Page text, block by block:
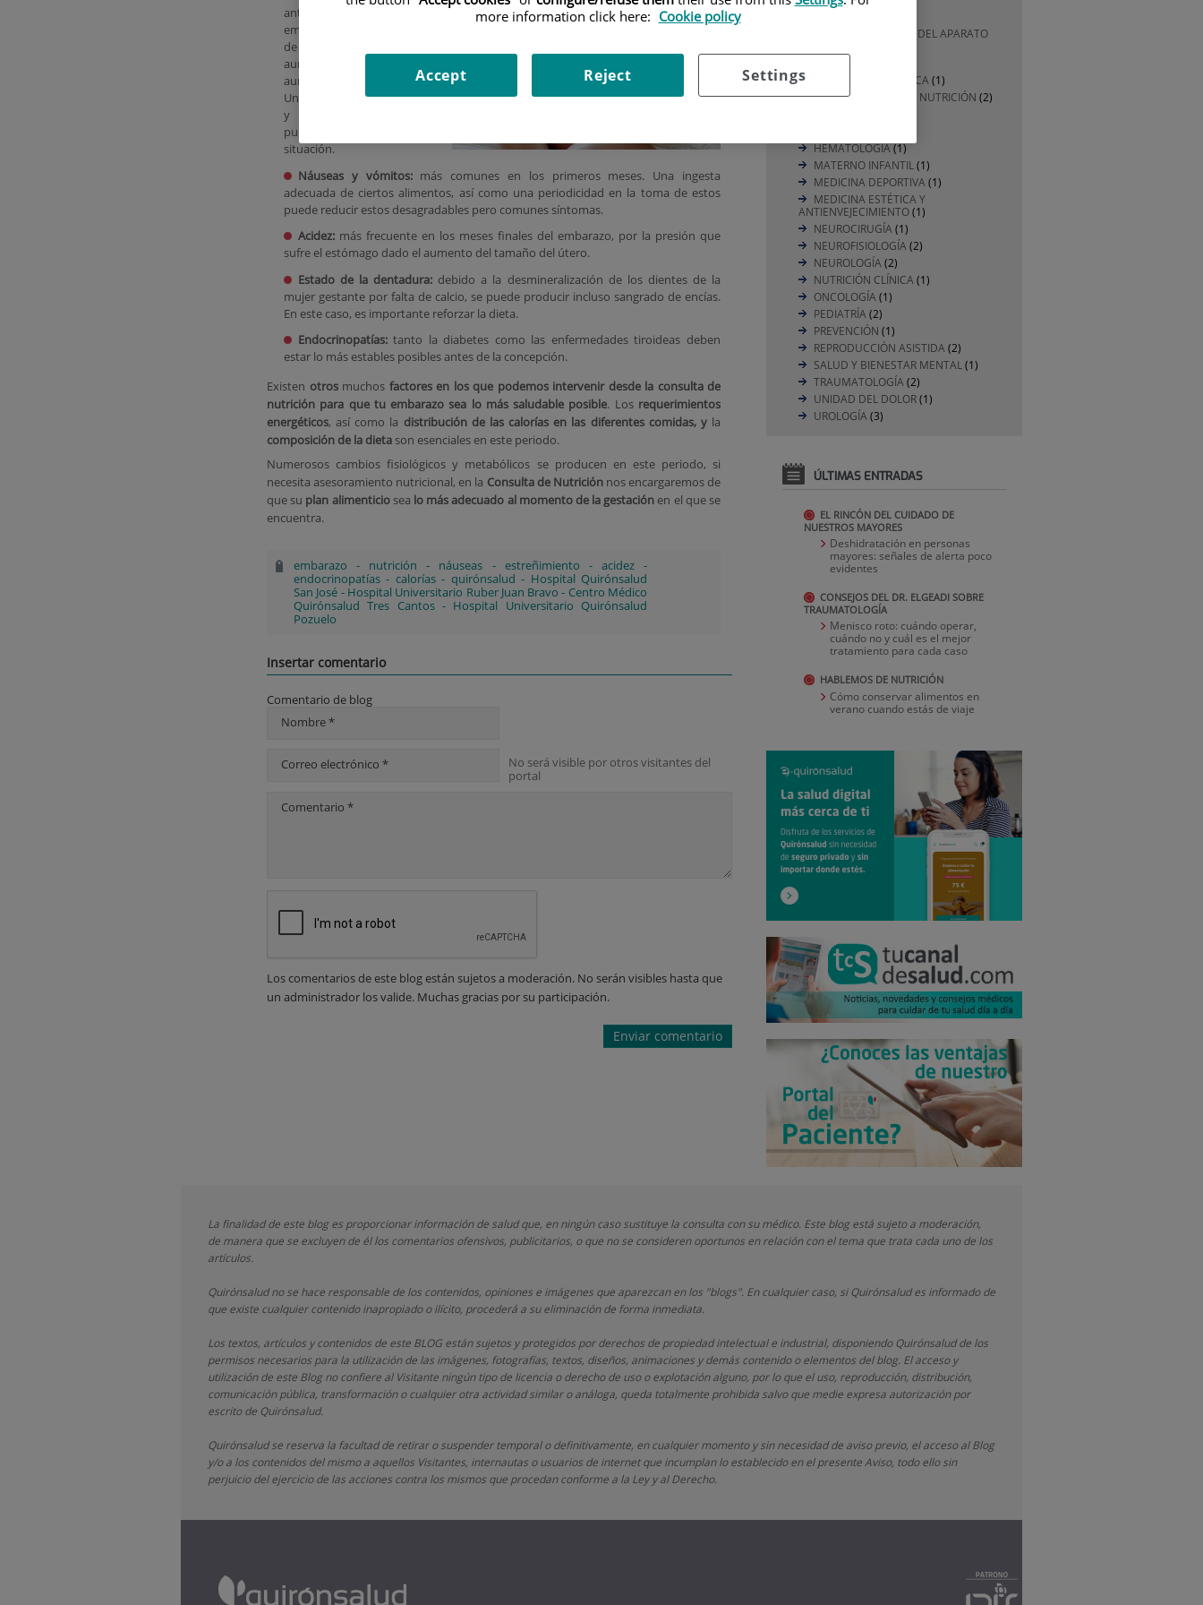
antes de quedarse
embarazada, en el periodo
de gestación, este se verá
aumentado debido al
aumento de la progesterona.
Una buena dieta rica en fibra
y unos hábitos saludables
pueden mejorar esta
situación.
Náuseas y vómitos:más comunes en los primeros meses. Una ingesta
adecuada de ciertos alimentos, así como una periodicidad en la toma de estos
puede reducir estos desagradables pero comunes síntomas.
Acidez:más frecuente en los meses finales del embarazo, por la presión que
sufre el estómago dado el aumento del tamaño del útero.
Estado de la dentadura: debido a la desmineralización de los dientes de la
mujer gestante por falta de calcio, se puede producir incluso sangrado de encías.
En este caso, es importante reforzar la dieta.
Endocrinopatías:tanto la diabetes como las enfermedades tiroideas deben
estar lo más estables posibles antes de la concepción.
Existen otrosmuchos factores en los que podemos intervenir desde la consulta de
nutrición para que tu embarazo sea lo más saludable posible. Los requerimientos
energéticos, así como la distribución de las calorías en las diferentes comidas, yla
composición de la dieta son esenciales en este periodo.
Numerosos cambios fisiológicos y metabólicos se producen en este periodo, si
necesita asesoramiento nutricional, en la Consulta de Nutriciónnos encargaremos de
que su plan alimenticiosea lo más adecuado al momento de la gestación en el que se
encuentra.
embarazo - nutrición - náuseas - estreñimiento - acidez-
endocrinopatías - calorías- quirónsalud - Hospital Quirónsalud
San José - Hospital Universitario Ruber Juan Bravo - Centro Médico
Quirónsalud Tres Cantos- Hospital Universitario Quirónsalud
Pozuelo
Insertar comentario
Comentario de blog
Nombre *
Correo electrónico *
No será visible por otros visitantes del
portal
Comentario *
Los comentarios de este blog están sujetos a moderación. No serán visibles hasta que
un administrador los valide. Muchas gracias por su participación.
CIRUGÍA GENERAL Y DEL APARATO
DIVULGACIÓN MÉDICA(1)
ENDOCRINOLOGÍA Y NUTRICIÓN (2)
HEMATOLOGÍA(1)
MATERNO INFANTIL(1)
MEDICINA DEPORTIVA(1)
MEDICINA ESTÉTICA Y
ANTIENVEJECIMIENTO(1)
NEUROCIRUGÍA(1)
NEUROFISIOLOGÍA(2)
NEUROLOGÍA(2)
NUTRICIÓN CLÍNICA(1)
ONCOLOGÍA(1)
PEDIATRÍA(2)
PREVENCIÓN (1)
REPRODUCCIÓN ASISTIDA(2)
SALUD Y BIENESTAR MENTAL(1)
TRAUMATOLOGÍA(2)
UNIDAD DEL DOLOR(1)
UROLOGÍA(3)
ÚLTIMAS ENTRADAS
EL RINCÓN DEL CUIDADO DE
NUESTROS MAYORES
Deshidratación en personas
mayores: señales de alerta poco
evidentes
CONSEJOS DEL DR. ELGEADI SOBRE
TRAUMATOLOGÍA
Menisco roto: cuándo operar,
cuándo no y cuál es el mejor
tratamiento para cada caso
HABLEMOS DE NUTRICIÓN
Cómo conservar alimentos en
verano cuando estás de viaje
La finalidad de este blog es proporcionar información de salud que, en ningún caso sustituye la consulta con su médico. Este blog está sujeto a moderación,
de manera que se excluyen de él los comentarios ofensivos, publicitarios, o que no se consideren oportunos en relación con el tema que trata cada uno de los
artículos.
Quirónsaludno se hace responsable de los contenidos, opiniones e imágenes que aparezcan en los "blogs". En cualquier caso, si Quirónsaludes informado de
que existe cualquier contenido inapropiado o ilícito, procederá a su eliminación de forma inmediata.
Los textos, artículos y contenidos de este BLOG están sujetos y protegidos por derechos de propiedad intelectual e industrial, disponiendoQuirónsaludde los
permisos necesarios para la utilización de las imágenes, fotografías, textos, diseños, animaciones y demás contenido o elementos del blog. El acceso y
utilización de este Blog no confiere al Visitante ningún tipo de licencia o derecho de uso o explotación alguno, por lo que el uso, reproducción, distribución,
comunicación pública, transformación o cualquier otra actividad similar o análoga, queda totalmente prohibida salvo que medie expresa autorización por
escrito de Quirónsalud.
Quirónsaludse reserva la facultad de retirar o suspender temporal o definitivamente, en cualquier momento y sin necesidad de aviso previo, el acceso al Blog
y/o a los contenidos del mismo a aquellos Visitantes, internautas o usuarios de internet que incumplan lo establecido en el presente Aviso, todo ello sin
perjuicio del ejercicio de las acciones contra los mismos que procedan conforme a la Ley y al Derecho.
more information click here: Cookie policy
Settings
Reject
Accept